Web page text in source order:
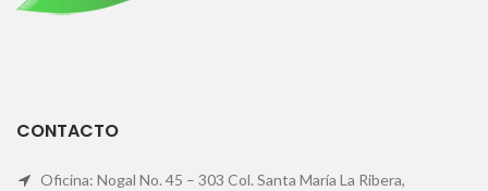
CONTACTO
Oficina: Nogal No. 45 – 303 Col. Santa María La Ribera,